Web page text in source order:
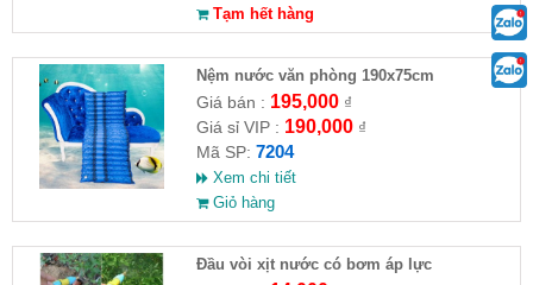
Tạm hết hàng
Nệm nước văn phòng 190x75cm
Giá bán : 195,000₫
Giá sỉ VIP : 190,000₫
Mã SP: 7204
Xem chi tiết
Giỏ hàng
Đầu vòi xịt nước có bơm áp lực